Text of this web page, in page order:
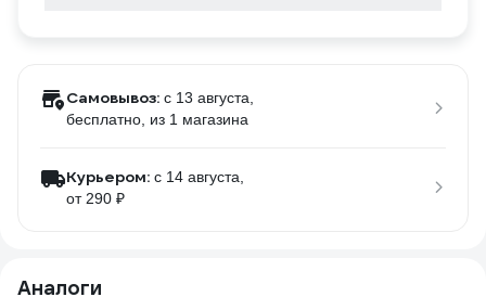
Самовывоз: c 13 августа,
бесплатно , из 1 магазина
Курьером: c 14 августа,
от 290 ₽
Аналоги